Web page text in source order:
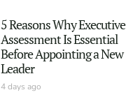
5 Reasons Why Executive
Assessment Is Essential
Before Appointing a New
Leader
4 days ago